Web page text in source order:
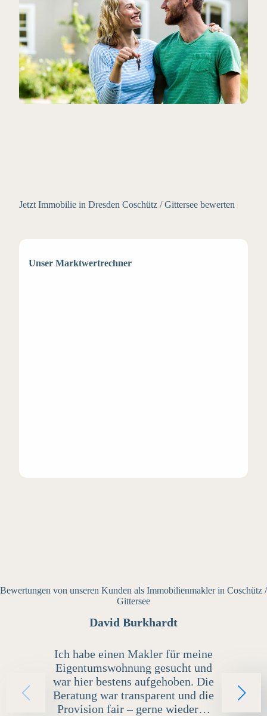
Jetzt Immobilie in Dresden Coschütz / Gittersee bewerten
Unser Marktwertrechner
Bewertungen von unseren Kunden als Immobilienmakler in Coschütz /
Gittersee
David Burkhardt
Ich habe einen Makler für meine
Eigentumswohnung gesucht und
war hier bestens aufgehoben. Die
Beratung war transparent und die
Provision fair – gerne wieder…